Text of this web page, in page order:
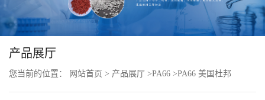
页
公
产品展厅
您当前的位置： 网站首页 > 产品展厅 >PA66 >PA66 美国杜邦